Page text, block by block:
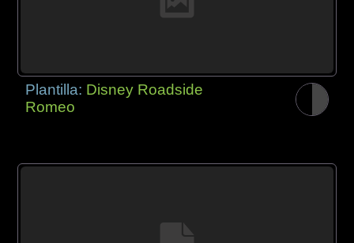
Plantilla: Disney Roadside
Romeo